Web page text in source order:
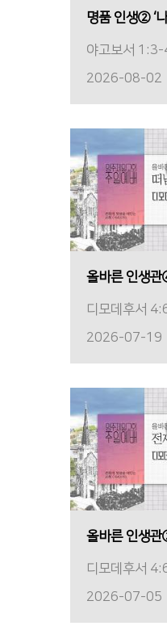
명품 인생② ‘나
야고보서 1:3-
2026-08-02
올바른 인생
디모데후서
2026-07-19
올바른 인생관
디모데후서
2026-07-05